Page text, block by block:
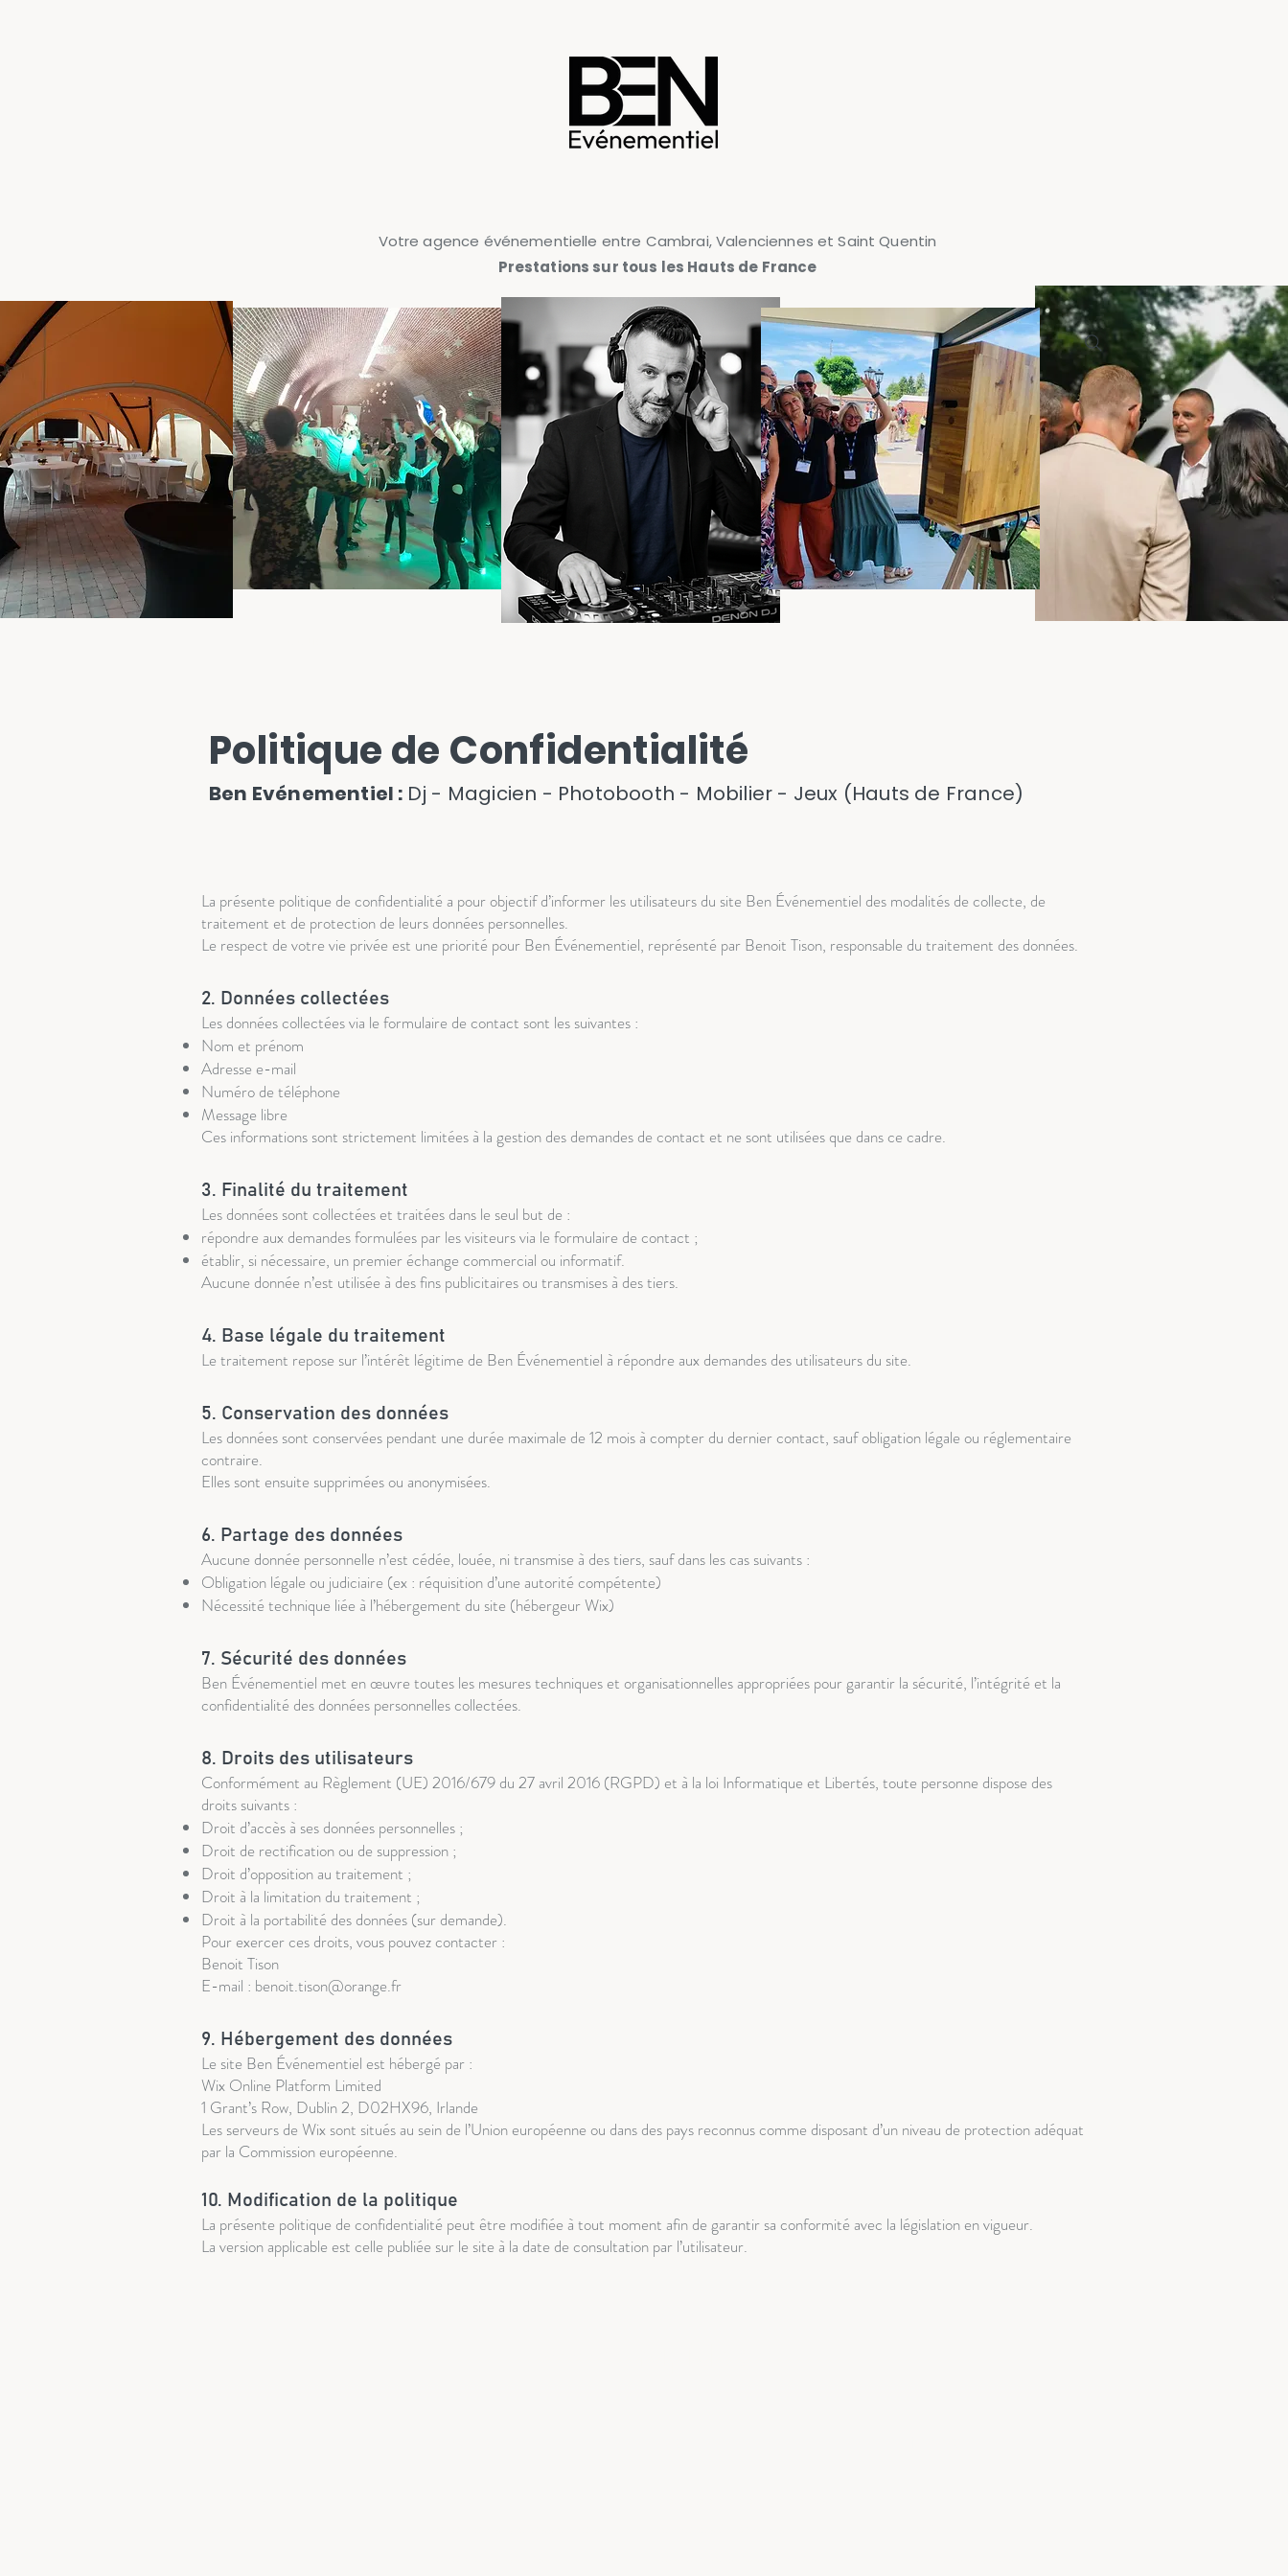
Votre agence événementielle entre Cambrai, Valenciennes et Saint Quentin
Prestations sur tous les Hauts de France
Politique de Confidentialité
Ben Evénementiel : Dj - Magicien - Photobooth - Mobilier - Jeux (Hauts de France)
La présente politique de confidentialité a pour objectif d’informer les utilisateurs du site Ben Événementiel des modalités de collecte, de
traitement et de protection de leurs données personnelles.
Le respect de votre vie privée est une priorité pour Ben Événementiel, représenté par Benoit Tison, responsable du traitement des données.
2. Données collectées
Les données collectées via le formulaire de contact sont les suivantes :
Nom et prénom
Adresse e-mail
Numéro de téléphone
Message libre
Ces informations sont strictement limitées à la gestion des demandes de contact et ne sont utilisées que dans ce cadre.
3. Finalité du traitement
Les données sont collectées et traitées dans le seul but de :
répondre aux demandes formulées par les visiteurs via le formulaire de contact ;
établir, si nécessaire, un premier échange commercial ou informatif.
Aucune donnée n’est utilisée à des fins publicitaires ou transmises à des tiers.
4. Base légale du traitement
Le traitement repose sur l’intérêt légitime de Ben Événementiel à répondre aux demandes des utilisateurs du site.
5. Conservation des données
Les données sont conservées pendant une durée maximale de 12 mois à compter du dernier contact, sauf obligation légale ou réglementaire
contraire.
Elles sont ensuite supprimées ou anonymisées.
6. Partage des données
Aucune donnée personnelle n’est cédée, louée, ni transmise à des tiers, sauf dans les cas suivants :
Obligation légale ou judiciaire (ex : réquisition d’une autorité compétente)
Nécessité technique liée à l’hébergement du site (hébergeur Wix)
7. Sécurité des données
Ben Événementiel met en œuvre toutes les mesures techniques et organisationnelles appropriées pour garantir la sécurité, l’intégrité et la
confidentialité des données personnelles collectées.
8. Droits des utilisateurs
Conformément au Règlement (UE) 2016/679 du 27 avril 2016 (RGPD) et à la loi Informatique et Libertés, toute personne dispose des
droits suivants :
Droit d’accès à ses données personnelles ;
Droit de rectification ou de suppression ;
Droit d’opposition au traitement ;
Droit à la limitation du traitement ;
Droit à la portabilité des données (sur demande).
Pour exercer ces droits, vous pouvez contacter :
Benoit Tison
E-mail : benoit.tison@orange.fr
9. Hébergement des données
Le site Ben Événementiel est hébergé par :
Wix Online Platform Limited
1 Grant’s Row, Dublin 2, D02HX96, Irlande
Les serveurs de Wix sont situés au sein de l’Union européenne ou dans des pays reconnus comme disposant d’un niveau de protection adéquat
par la Commission européenne.
10. Modification de la politique
La présente politique de confidentialité peut être modifiée à tout moment afin de garantir sa conformité avec la législation en vigueur.
La version applicable est celle publiée sur le site à la date de consultation par l’utilisateur.